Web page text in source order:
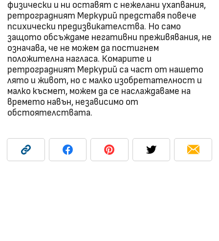
физически и ни оставят с нежелани ухапвания,
ретроградният Меркурий представя повече
психически предизвикателства. Но само
защото обсъждаме негативни преживявания, не
означава, че не можем да постигнем
положителна нагласа. Комарите и
ретроградният Меркурий са част от нашето
лято и живот, но с малко изобретателност и
малко късмет, можем да се наслаждаваме на
времето навън, независимо от
обстоятелствата.